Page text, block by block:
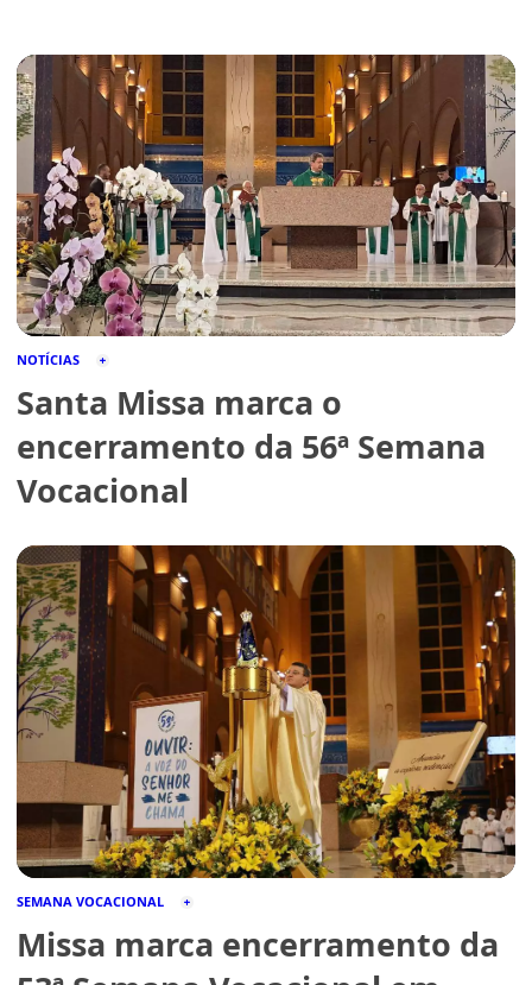
NOTÍCIAS
Santa Missa marca o
encerramento da 56ª Semana
Vocacional
SEMANA VOCACIONAL
Missa marca encerramento da